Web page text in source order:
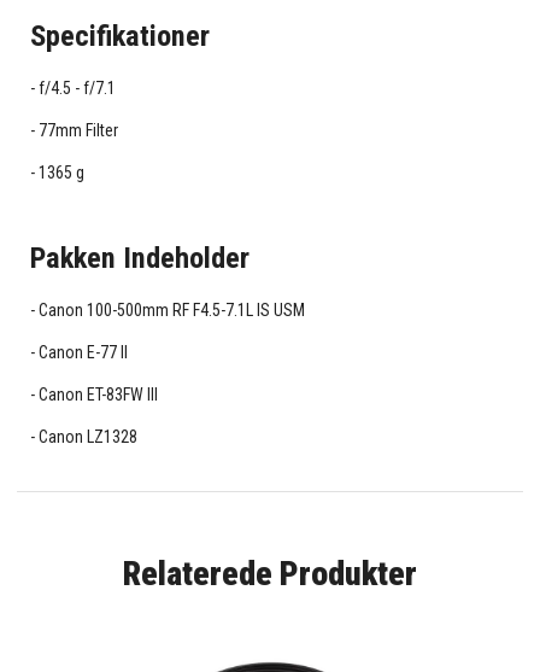
Specifikationer
f/4.5 - f/7.1
77mm Filter
1365 g
Pakken Indeholder
Canon 100-500mm RF F4.5-7.1L IS USM
Canon E-77 II
Canon ET-83FW III
Canon LZ1328
Relaterede Produkter